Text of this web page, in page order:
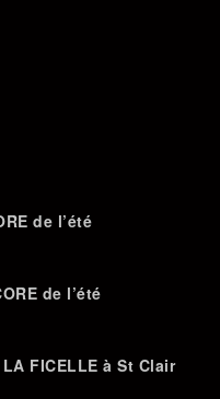
de l’été
de l’été
FICELLE à St Clair